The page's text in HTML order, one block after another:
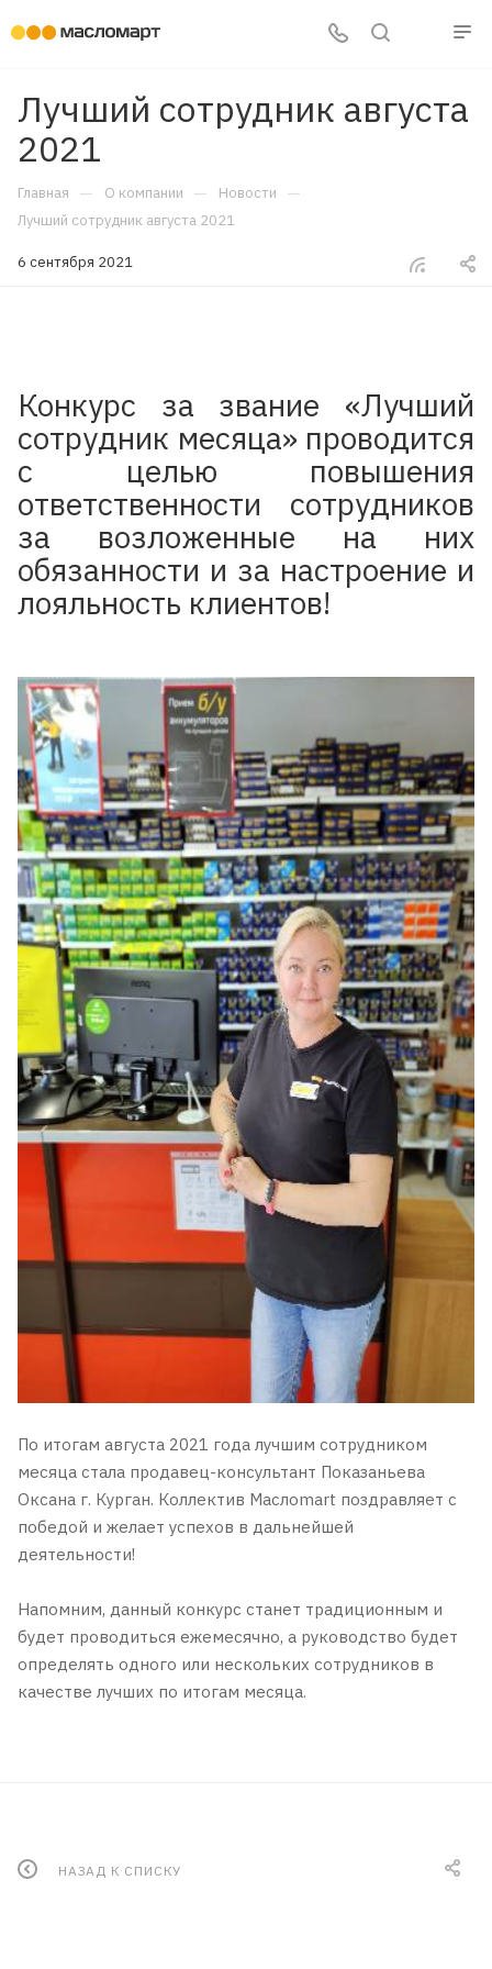
Лучший сотрудник августа
2021
Главная — О компании — Новости —
Лучший сотрудник августа 2021
6 сентября 2021
Конкурс за звание «Лучший
сотрудник месяца» проводится
с целью повышения
ответственности сотрудников
за возложенные на них
обязанности и за настроение и
лояльность клиентов!
По итогам августа 2021 года лучшим сотрудником
месяца стала продавец-консультант Показаньева
Оксана г. Курган. Коллектив Маслоmart поздравляет с
победой и желает успехов в дальнейшей
деятельности!
Напомним, данный конкурс станет традиционным и
будет проводиться ежемесячно, а руководство будет
определять одного или нескольких сотрудников в
качестве лучших по итогам месяца.
НАЗАД К СПИСКУ